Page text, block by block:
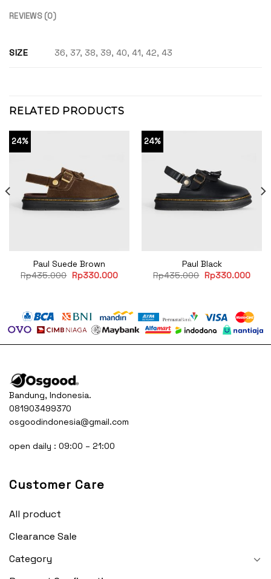
REVIEWS (0)
SIZE 36, 37, 38, 39, 40, 41, 42, 43
RELATED PRODUCTS
24%
Paul Suede Brown
Rp435.000 Original
price
Rp330.000Current
24%
Paul Black
Rp435.000 Original
price
Rp330.000
Bandung, Indonesia.
081903499370
osgoodindonesia@gmail.com
open daily : 09:00 – 21:00
Customer Care
All product
Clearance Sale
Category